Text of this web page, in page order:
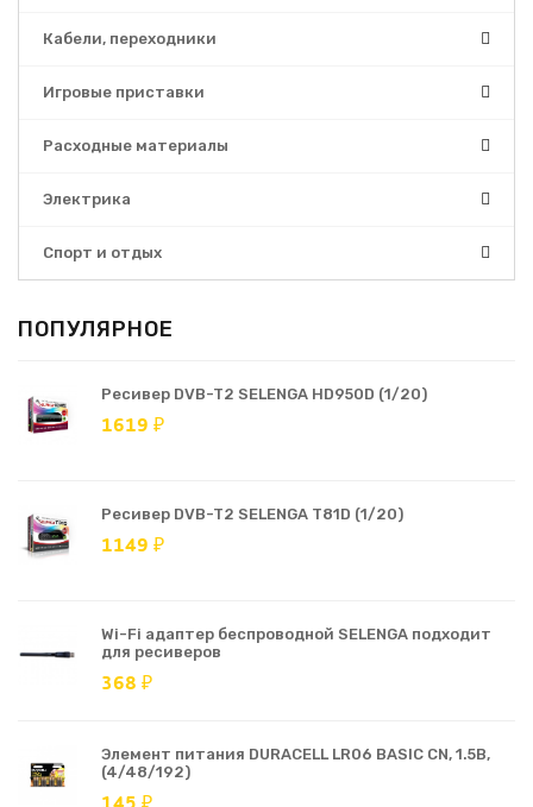
Кабели, переходники
Игровые приставки
Расходные материалы
Электрика
Спорт и отдых
ПОПУЛЯРНОЕ
Ресивер DVB-T2 SELENGA HD950D (1/20)
1619 ₽
Ресивер DVB-T2 SELENGA T81D (1/20)
1149 ₽
Wi-Fi адаптер беспроводной SELENGA подходит
для ресиверов
368 ₽
Элемент питания DURACELL LR06 BASIC CN, 1.5В,
(4/48/192)